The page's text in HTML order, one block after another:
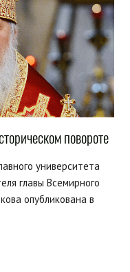
повороте
университета
главы Всемирного
опубликована в